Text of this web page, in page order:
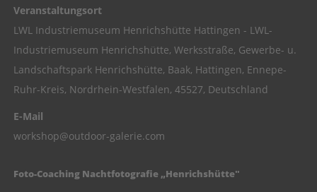
Veranstaltungsort
LWL Industriemuseum Henrichshütte Hattingen - LWL-
Industriemuseum Henrichshütte, Werksstraße, Gewerbe- u.
Landschaftspark Henrichshütte, Baak, Hattingen, Ennepe-
Ruhr-Kreis, Nordrhein-Westfalen, 45527, Deutschland
E-Mail
workshop@outdoor-galerie.com
Foto-Coaching Nachtfotografie „Henrichshütte"